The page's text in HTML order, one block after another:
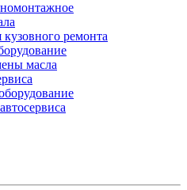
ремонта
масла